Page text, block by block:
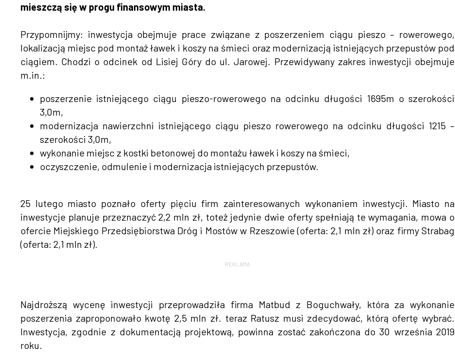
mieszczą się w progu finansowym miasta.
Przypomnijmy: inwestycja obejmuje prace związane z poszerzeniem ciągu pieszo – rowerowego,
lokalizacją miejsc pod montaż ławek i koszy na śmieci oraz modernizacją istniejących przepustów pod
ciągiem. Chodzi o odcinek od Lisiej Góry do ul. Jarowej. Przewidywany zakres inwestycji obejmuje
m.in.:
poszerzenie istniejącego ciągu pieszo-rowerowego na odcinku długości 1695m o szerokości
3,0m,
modernizacja nawierzchni istniejącego ciągu pieszo rowerowego na odcinku długości 1215 –
szerokości 3,0m,
wykonanie miejsc z kostki betonowej do montażu ławek i koszy na śmieci,
oczyszczenie, odmulenie i modernizacja istniejących przepustów.
25 lutego miasto poznało oferty pięciu firm zainteresowanych wykonaniem inwestycji. Miasto na
inwestycje planuje przeznaczyć 2,2 mln zł, toteż jedynie dwie oferty spełniają te wymagania, mowa o
ofercie Miejskiego Przedsiębiorstwa Dróg i Mostów w Rzeszowie (oferta: 2,1 mln zł) oraz firmy Strabag
(oferta: 2,1 mln zł).
REKLAMA
Najdroższą wycenę inwestycji przeprowadziła firma Matbud z Boguchwały, która za wykonanie
poszerzenia zaproponowało kwotę 2,5 mln zł. teraz Ratusz musi zdecydować, którą ofertę wybrać.
Inwestycja, zgodnie z dokumentacją projektową, powinna zostać zakończona do 30 września 2019
roku.